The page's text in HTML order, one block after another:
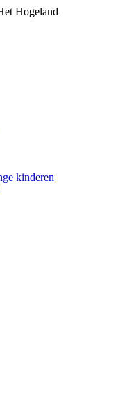
Hogeland
kinderen